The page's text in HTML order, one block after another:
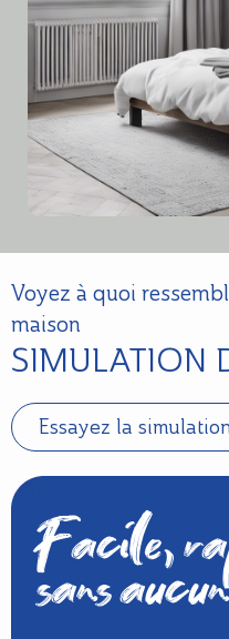
Voyez à quoi
maison
SIMULATION
Essayez la
Facile,
sans